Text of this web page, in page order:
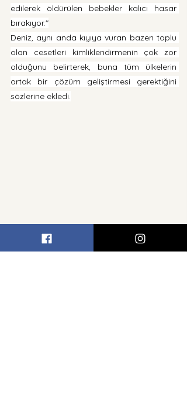
edilerek öldürülen bebekler kalıcı hasar
bırakıyor."
Deniz, aynı anda kıyıya vuran bazen toplu
olan cesetleri kimliklendirmenin çok zor
olduğunu belirterek, buna tüm ülkelerin
ortak bir çözüm geliştirmesi gerektiğini
sözlerine ekledi.